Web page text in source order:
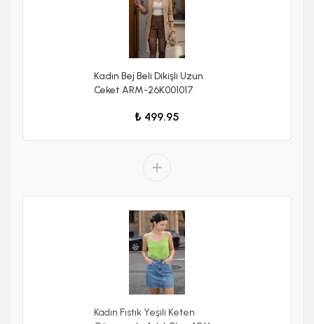
Kadın Bej Beli Dikişli Uzun
Ceket ARM-26K001017
₺ 499.95
Kadın Fıstık Yeşili Keten